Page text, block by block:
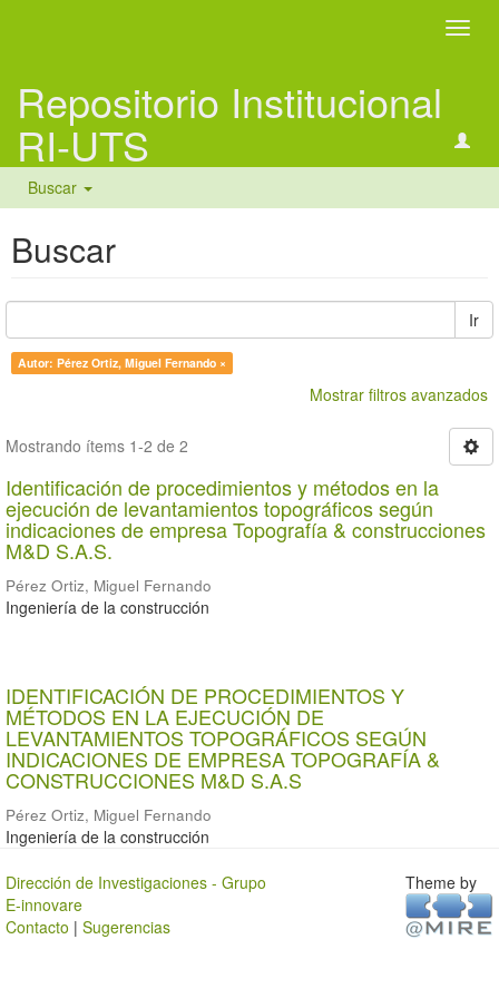
Repositorio Institucional
RI-UTS
Buscar
Buscar
Ir
Autor: Pérez Ortiz, Miguel Fernando ×
Mostrar filtros avanzados
Mostrando ítems 1-2 de 2
Identificación de procedimientos y métodos en la
ejecución de levantamientos topográficos según
indicaciones de empresa Topografía & construcciones
M&D S.A.S.
Pérez Ortiz, Miguel Fernando
Ingeniería de la construcción
IDENTIFICACIÓN DE PROCEDIMIENTOS Y
MÉTODOS EN LA EJECUCIÓN DE
LEVANTAMIENTOS TOPOGRÁFICOS SEGÚN
INDICACIONES DE EMPRESA TOPOGRAFÍA &
CONSTRUCCIONES M&D S.A.S
Pérez Ortiz, Miguel Fernando
Ingeniería de la construcción
Dirección de Investigaciones - Grupo
E-innovare
Contacto | Sugerencias
Theme by